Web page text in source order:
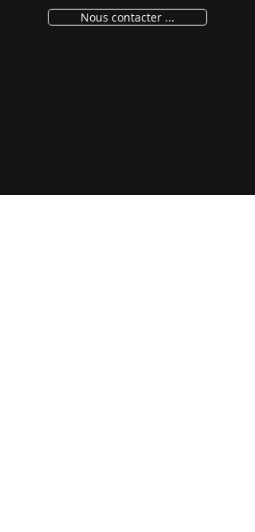
Nous contacter ...